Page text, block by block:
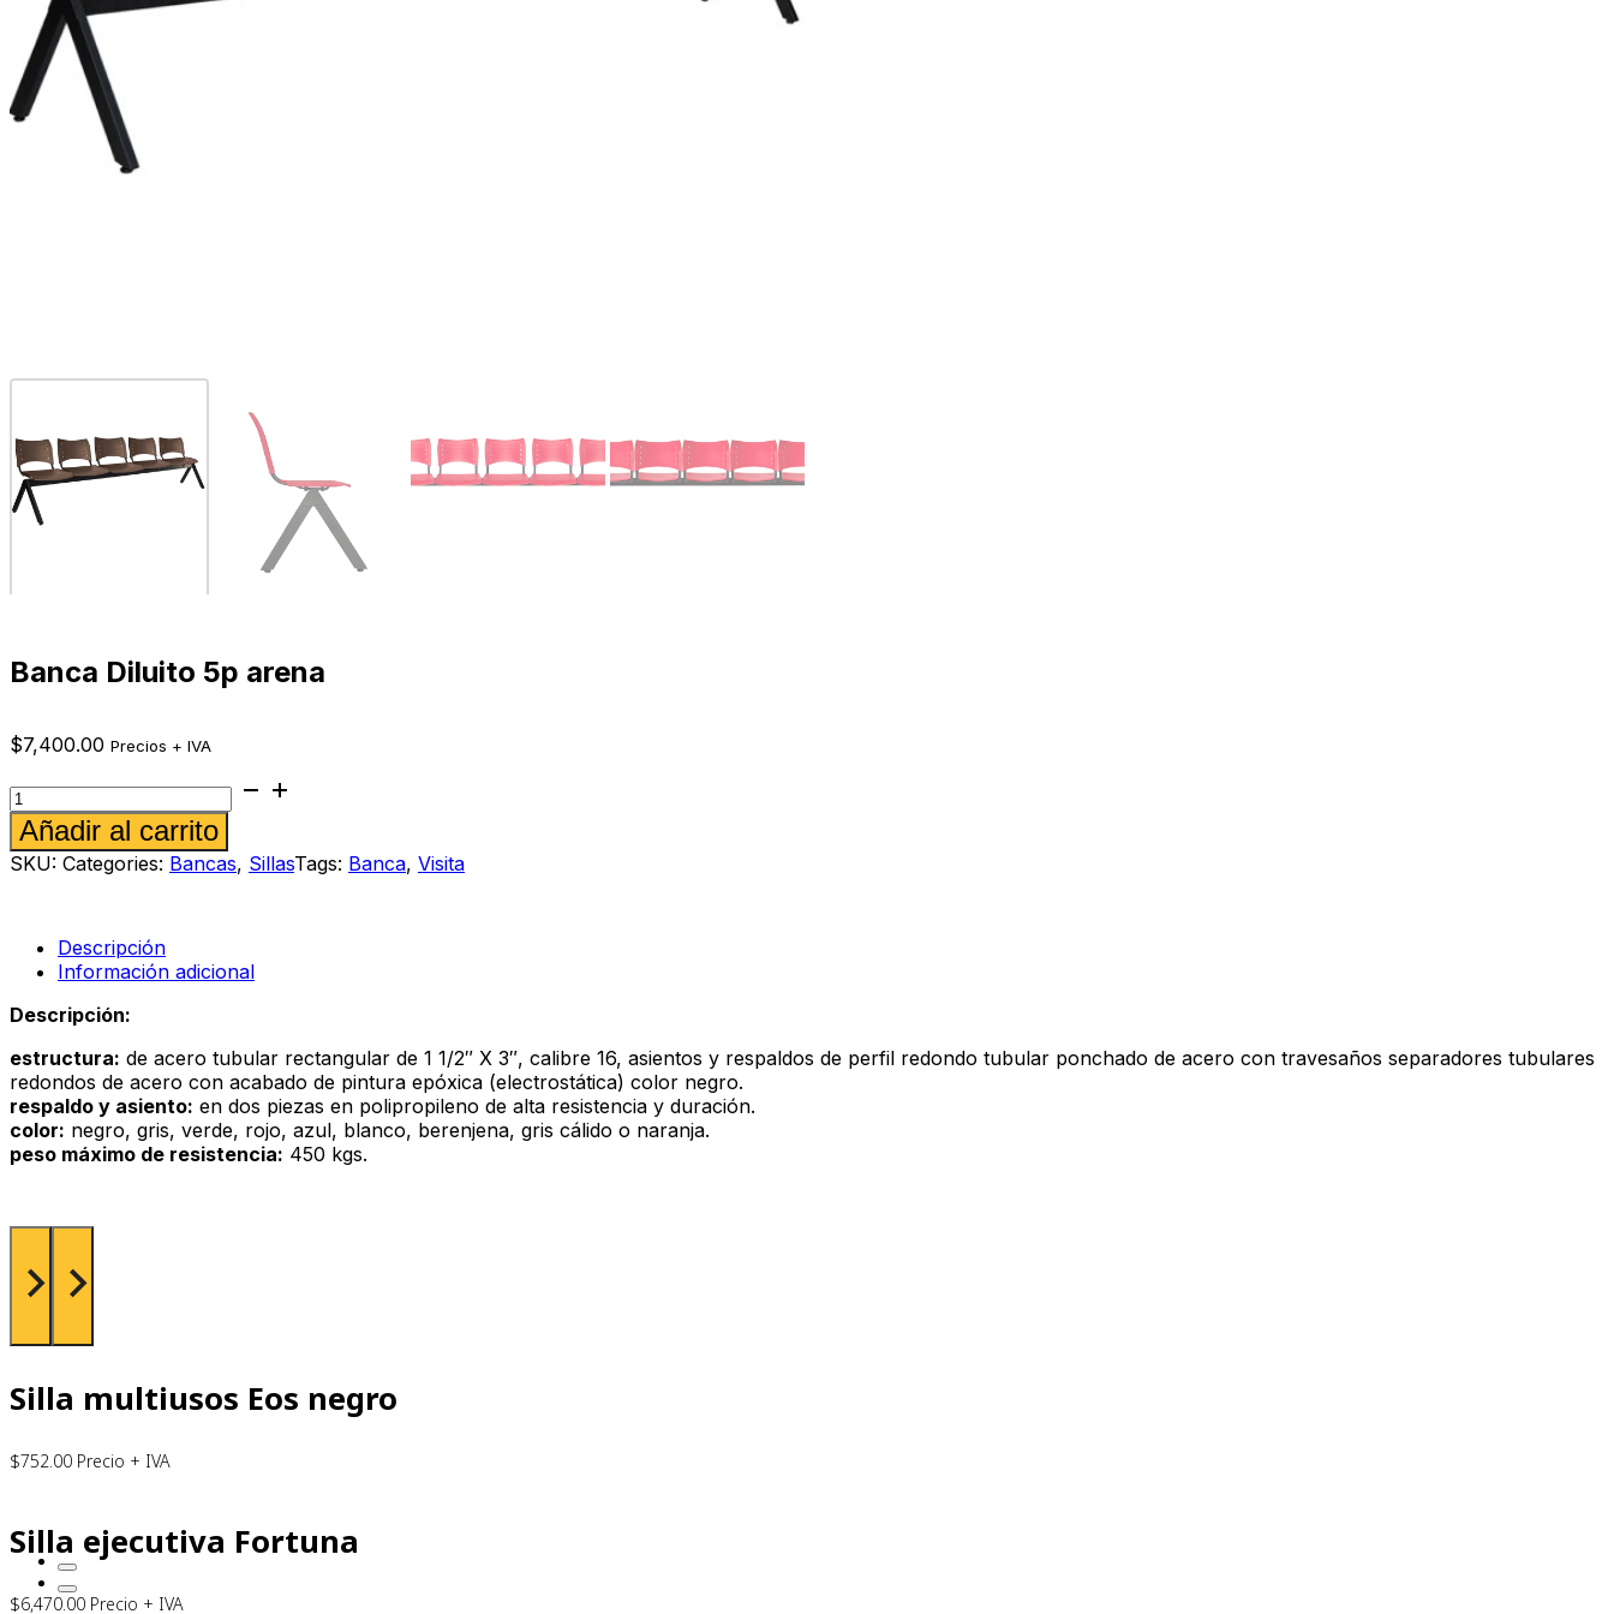
Banca Diluito 5p arena
$7,400.00 Precios + IVA
Banca
Diluito
5p
arena
cantidad
Añadir al carrito
SKU: Categories: Bancas, SillasTags: Banca, Visita
Descripción
Información adicional
Descripción:
estructura: de acero tubular rectangular de 1 1/2″ X 3″, calibre 16, asientos y respaldos de perfil redondo tubular ponchado de acero con travesaños separadores tubulares
redondos de acero con acabado de pintura epóxica (electrostática) color negro.
respaldo y asiento: en dos piezas en polipropileno de alta resistencia y duración.
color: negro, gris, verde, rojo, azul, blanco, berenjena, gris cálido o naranja.
peso máximo de resistencia: 450 kgs.
Silla multiusos Eos negro
$752.00 Precio + IVA
Silla ejecutiva Fortuna
$6,470.00 Precio + IVA